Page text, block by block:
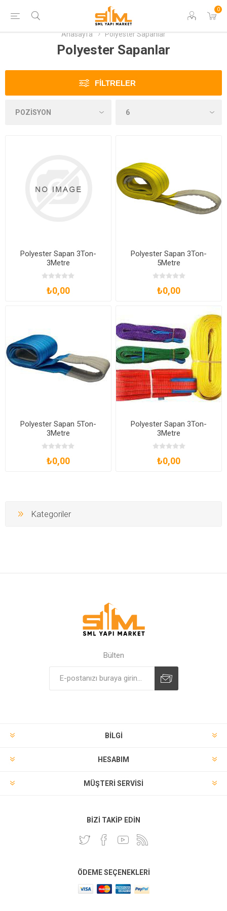
0
Anasayfa Polyester Sapanlar
Polyester Sapanlar
FILTRELER
Polyester Sapan 3Ton-
3Metre
₺0,00
Polyester Sapan 3Ton-
5Metre
₺0,00
Polyester Sapan 5Ton-
3Metre
₺0,00
Polyester Sapan 3Ton-
3Metre
₺0,00
Kategoriler
Bülten
BILGI
HESABIM
MÜŞTERI SERVISI
BIZI TAKIP EDIN
ÖDEME SEÇENEKLERI